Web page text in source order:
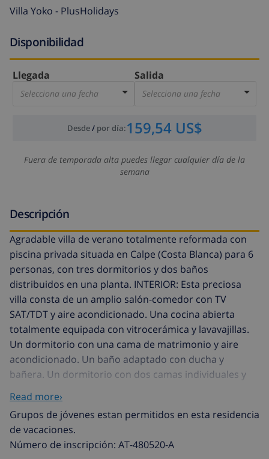
Villa Yoko - PlusHolidays
Disponibilidad
Llegada
Selecciona una fecha
Salida
Selecciona una fecha
Desde/ por día:159,54 US$
Fuera de temporada alta puedes llegar cualquier día de la
semana
Descripción
Agradable villa de verano totalmente reformada con
piscina privada situada en Calpe (Costa Blanca) para 6
personas, con tres dormitorios y dos baños
distribuidos en una planta. INTERIOR: Esta preciosa
villa consta de un amplio salón-comedor con TV
SAT/TDT y aire acondicionado. Una cocina abierta
totalmente equipada con vitrocerámica y lavavajillas.
Un dormitorio con una cama de matrimonio y aire
acondicionado. Un baño adaptado con ducha y
bañera. Un dormitorio con dos camas individuales y
aire acondicionado. Un dormitorio con cama de
matrimonio y aire acondicionado. Y por último un
cuarto de baño con ducha. Esta villa es adaptada para
personas con discapacidad. EXTERIOR: Bonita zona de
terraza ajardinada con una piscina 8x4 rectangular con
Read more›
Grupos de jóvenes estan permitidos en esta residencia
de vacaciones.
Número de inscripción: AT-480520-A